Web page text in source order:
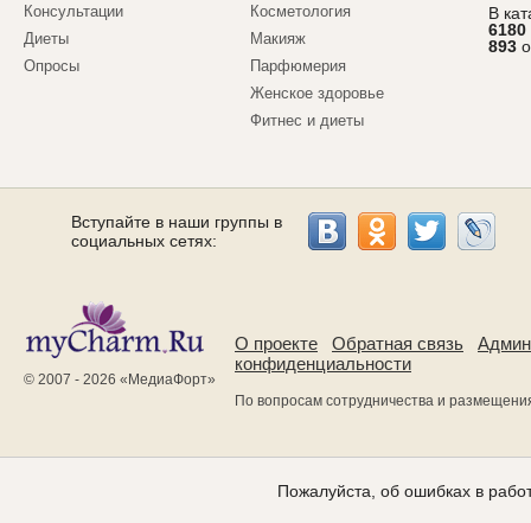
Консультации
Диеты
Опросы
Косметология
Макияж
Парфюмерия
Женское здоровье
Фитнес и диеты
В
6180
893
Вступайте в наши группы в
социальных сетях:
© 2007 - 2026 «МедиаФорт»
О проекте Обратная связь
конфиденциальности
По вопросам сотрудничества и
Пожалуйста, об ошибках в